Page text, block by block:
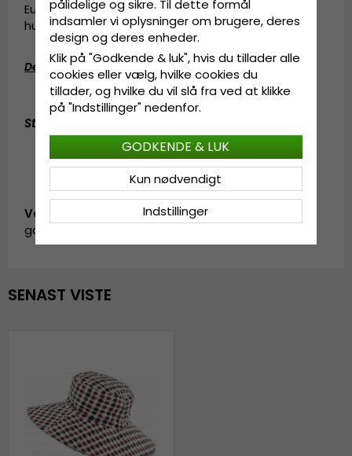
Europa kom sammen i Göteborg for et par
hundrede år siden.
Detaljeinformation:
100% bomuld
Størrelsesinformation
Vare-ID:
garda.bucket.BH045907.5.corina.multi
SENAST VISTE
pålidelige og sikre. Til dette formål
indsamler vi oplysninger om brugere, deres
design og deres enheder.
Klik på "Godkende & luk", hvis du tillader alle
cookies eller vælg, hvilke cookies du
tillader, og hvilke du vil slå fra ved at klikke
på "Indstillinger" nedenfor.
Indstillinger
Kun nødvendigt
GODKENDE & LUK